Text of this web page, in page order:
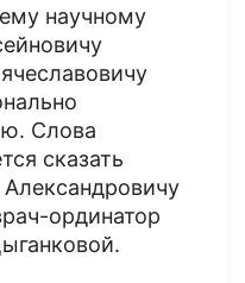
научному
Слова
сказать
ординатор